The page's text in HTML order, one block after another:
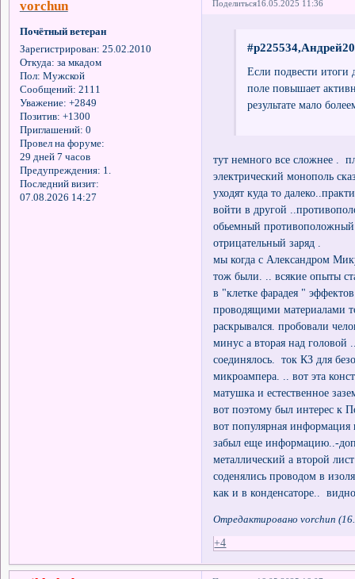
Поделиться
vorchun
Почётный ветеран
Зарегистрирован
Откуда:
за мкадом
Пол:Мужской
Сообщений:2111
Уважение:
+2849
Позитив:
+1300
Приглашений:
Провел на форуме:
29 дней 7 часов
Предупреждения:
Последний визит:
Если подвести итоги
поле повышает
результате мало
тут немного все сложнее .
электрический монополь
уходят куда то
войти в другой
обьемный противоположный
отрицательный заряд .
мы когда с Александром
тож были. .. всякие опыты
в "клетке фарадея "
проводящими материалами
раскрывался. пробовали
минус а вторая над головой
соединялось. ток КЗ для
микроампера. .. вот эта
матушка и естественное
вот поэтому был интерес к
вот популярная
забыл еще информацию..-
металлический а второй
соденялись проводом в
как и в конденсаторе..
Отредактировано vorchun
+4